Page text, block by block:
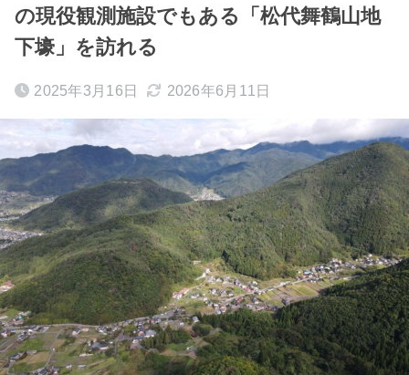
の現役観測施設でもある「松代舞鶴山地
下壕」を訪れる
2025年3月16日 2026年6月11日